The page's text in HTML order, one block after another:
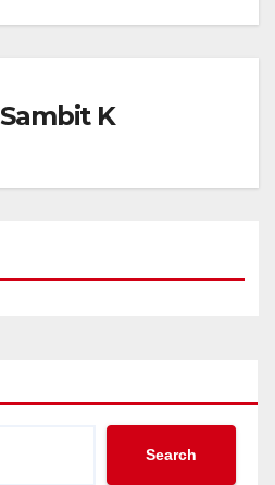
Sambit K
Search